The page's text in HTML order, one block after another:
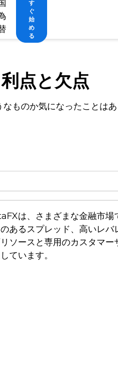
す
ぐ
始
め
る
点と欠点
ものか気になったことは
は、さまざまな金融市場
あるスプレッド、高いレ
ソースと専用のカスタマ
ています。